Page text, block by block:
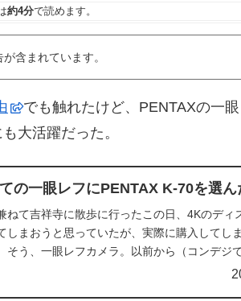
約4分で読めます。
含まれています。
でも触れたけど、PENTAXの一
大活躍だった。
の一眼レフにPENTAX K-70を選ん
ねて吉祥寺に散歩に行ったこの日、4Kのディ
しまおうと思っていたが、実際に購入してし
そう、一眼レフカメラ。以前から（コンデジで
が、ここ1〜2年くらいだろうか、カメラ雑誌